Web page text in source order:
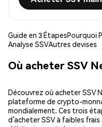
Guide en 3 ÉtapesPourquoi
Analyse SSVAutres devises
Où acheter SSV
Découvrez où acheter SSV
plateforme de crypto-
mondialement. Ces trois
d’acheter SSV à faibles